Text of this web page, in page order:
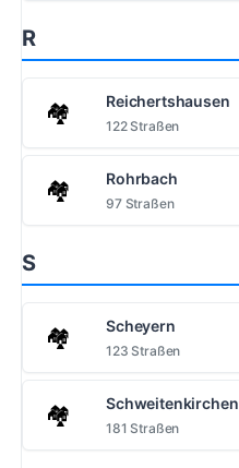
R
🏘️ Reichertshausen
122 Straßen
🏘️ Rohrbach
97 Straßen
S
🏘️ Scheyern
123 Straßen
🏘️ Schweitenkirchen
181 Straßen